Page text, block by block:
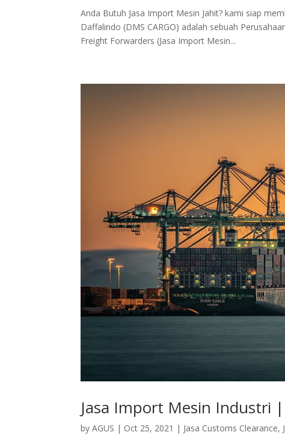
Anda Butuh Jasa Import Mesin Jahit? kami siap
Daffalindo (DMS CARGO) adalah sebuah
Freight Forwarders (Jasa Import Mesin...
Jasa Import Mesin Industri
byAGUS | Oct 25, 2021 | Jasa Customs Clearance,